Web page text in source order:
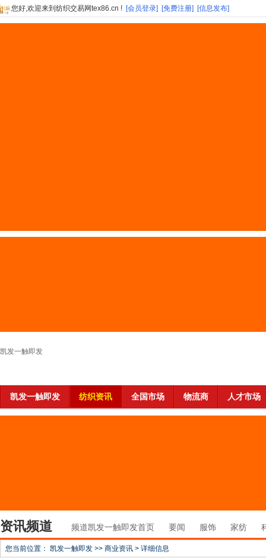
您好,欢迎来到纺织交易网tex86.cn ! [会员登录] [免费注册] [信息发布]
凯发一触即发
凯发一触即发 纺织资讯 全国市场 物流商 人才市场
资讯频道 频道凯发一触即发首页 要闻 服饰 家纺
您当前位置： 凯发一触即发 >> 商业资讯 > 详细信息